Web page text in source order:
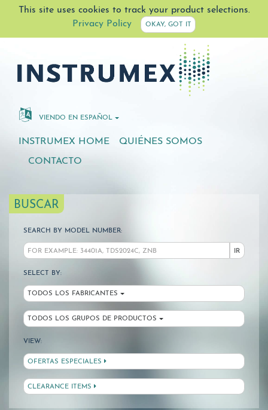
This site uses cookies to track your product selections.
Privacy Policy
OKAY, GOT IT
VIENDO EN ESPAÑOL
INSTRUMEX HOME QUIÉNES SOMOS
CONTACTO
BUSCAR
SEARCH BY MODEL NUMBER:
IR
SELECT BY:
TODOS LOS FABRICANTES
TODOS LOS GRUPOS DE PRODUCTOS
VIEW:
OFERTAS ESPECIALES
CLEARANCE ITEMS